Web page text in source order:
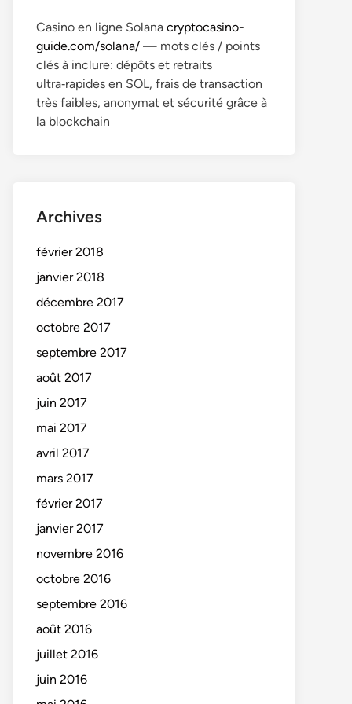
Casino en ligne Solana cryptocasino-
guide.com/solana/ — mots clés / points
clés à inclure: dépôts et retraits
ultra‑rapides en SOL, frais de transaction
très faibles, anonymat et sécurité grâce à
la blockchain
Archives
février 2018
janvier 2018
décembre 2017
octobre 2017
septembre 2017
août 2017
juin 2017
mai 2017
avril 2017
mars 2017
février 2017
janvier 2017
novembre 2016
octobre 2016
septembre 2016
août 2016
juillet 2016
juin 2016